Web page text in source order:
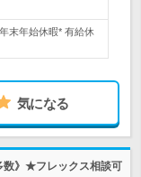
末年始休暇* 有給休
気になる
数》★フレックス相談可